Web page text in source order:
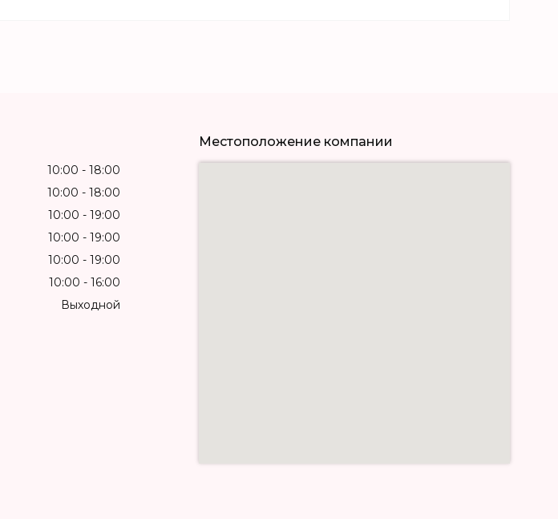
10:00
18:00
10:00
18:00
10:00
19:00
10:00
19:00
10:00
19:00
10:00
16:00
Выходной
Местоположение компании